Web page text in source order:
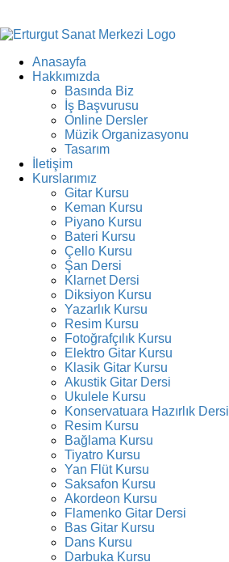
Anasayfa
Hakkımızda
Basında Biz
İş Başvurusu
Online Dersler
Müzik Organizasyonu
Tasarım
İletişim
Kurslarımız
Gitar Kursu
Keman Kursu
Piyano Kursu
Bateri Kursu
Çello Kursu
Şan Dersi
Klarnet Dersi
Diksiyon Kursu
Yazarlık Kursu
Resim Kursu
Fotoğrafçılık Kursu
Elektro Gitar Kursu
Klasik Gitar Kursu
Akustik Gitar Dersi
Ukulele Kursu
Konservatuara Hazırlık Dersi
Resim Kursu
Bağlama Kursu
Tiyatro Kursu
Yan Flüt Kursu
Saksafon Kursu
Akordeon Kursu
Flamenko Gitar Dersi
Bas Gitar Kursu
Dans Kursu
Darbuka Kursu